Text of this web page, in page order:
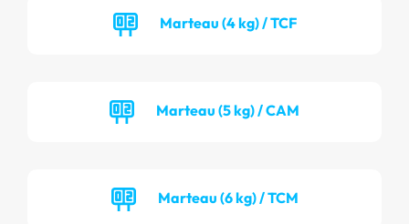
Marteau (4 kg) / TCF
Marteau (5 kg) / CAM
Marteau (6 kg) / TCM